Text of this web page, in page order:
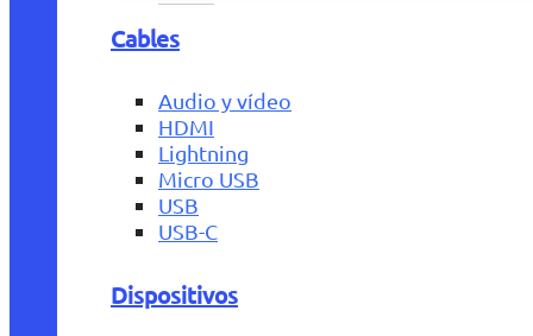
Cables
Audio y vídeo
HDMI
Lightning
Micro USB
USB
USB-C
Dispositivos